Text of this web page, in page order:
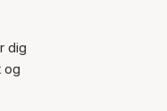
dig
og